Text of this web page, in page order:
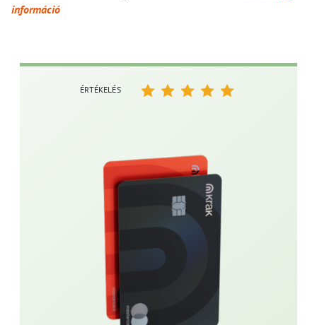
információ
ÉRTÉKELÉS